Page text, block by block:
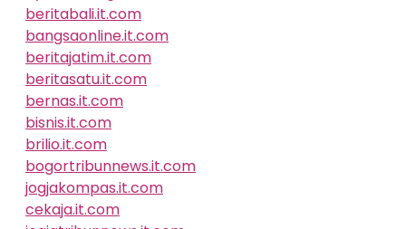
beritabali.it.com
bangsaonline.it.com
beritajatim.it.com
beritasatu.it.com
bernas.it.com
bisnis.it.com
brilio.it.com
bogortribunnews.it.com
jogjakompas.it.com
cekaja.it.com